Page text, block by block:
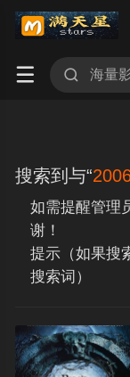
 
搜索到与“
如需提醒管理
谢！
提示（如果搜
搜索词）